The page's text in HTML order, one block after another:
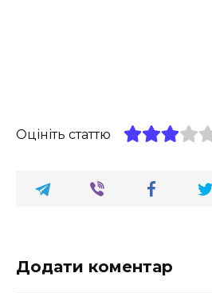
Оцініть статтю
Додати коментар